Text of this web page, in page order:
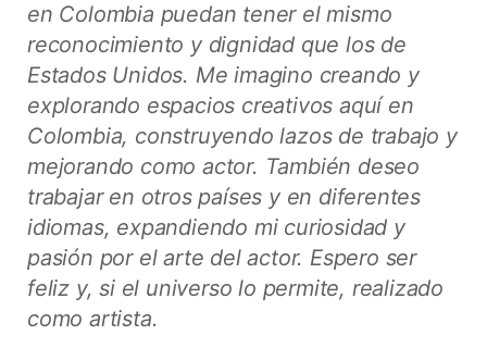
en Colombia puedan tener el mismo
reconocimiento y dignidad que los de
Estados Unidos. Me imagino creando y
explorando espacios creativos aquí en
Colombia, construyendo lazos de trabajo y
mejorando como actor. También deseo
trabajar en otros países y en diferentes
idiomas, expandiendo mi curiosidad y
pasión por el arte del actor. Espero ser
feliz y, si el universo lo permite, realizado
como artista.